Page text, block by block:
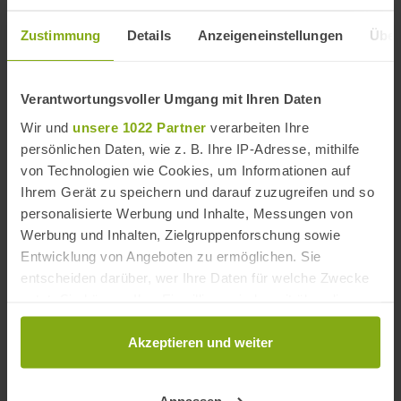
Zustimmung Details Anzeigeneinstellungen
Verantwortungsvoller Umgang mit Ihren Daten
Wir und unsere 1022 Partner verarbeiten Ihre
persönlichen Daten, wie z. B. Ihre IP-Adresse, mithilfe
von Technologien wie Cookies, um Informationen auf
Ihrem Gerät zu speichern und darauf zuzugreifen und so
personalisierte Werbung und Inhalte, Messungen von
Werbung und Inhalten, Zielgruppenforschung sowie
Entwicklung von Angeboten zu ermöglichen. Sie
entscheiden darüber, wer Ihre Daten für welche Zwecke
Cookie-Erklärung oder durch Klicken auf das Privacy
Trigger Symbol ändern oder widerrufen
Akzeptieren und weiter
Kloster La Cartuja in Jerez
La Cartuja ist ein Kartäuserkloster aus dem 15.
Jahrhundert. Das Kloster liegt rund 5 km südöstlich
vom Zentrum Jerez entfernt.